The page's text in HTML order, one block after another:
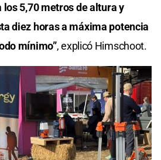
los 5,70 metros de altura y
diez horas a máxima potencia
mínimo”, explicó Himschoot.